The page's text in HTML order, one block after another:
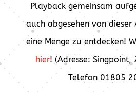
Playback gemeinsam
auch abgesehen von
eine Menge zu entdecken!
hier! (Adresse: Singpoint,
Telefon 01805